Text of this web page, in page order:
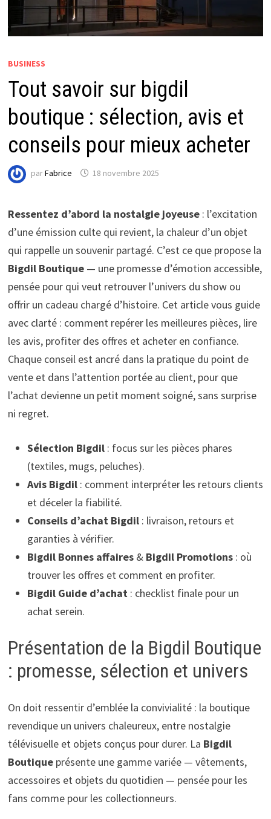
BUSINESS
Tout savoir sur bigdil
boutique : sélection, avis et
conseils pour mieux acheter
parFabrice 18 novembre 2025
Ressentez d’abord la nostalgie joyeuse: l’excitation
d’une émission culte qui revient, la chaleur d’un objet
qui rappelle un souvenir partagé. C’est ce que propose la
Bigdil Boutique— une promesse d’émotion accessible,
pensée pour qui veut retrouver l’univers du show ou
offrir un cadeau chargé d’histoire. Cet article vous guide
avec clarté : comment repérer les meilleures pièces, lire
les avis, profiter des offres et acheter en confiance.
Chaque conseil est ancré dans la pratique du point de
vente et dans l’attention portée au client, pour que
l’achat devienne un petit moment soigné, sans surprise
ni regret.
Sélection Bigdil: focus sur les pièces phares
(textiles, mugs, peluches).
Avis Bigdil: comment interpréter les retours clients
et déceler la fiabilité.
Conseils d’achat Bigdil: livraison, retours et
garanties à vérifier.
Bigdil Bonnes affaires& Bigdil Promotions: où
trouver les offres et comment en profiter.
Bigdil Guide d’achat : checklist finale pour un
achat serein.
Présentation de la Bigdil Boutique
: promesse, sélection et univers
On doit ressentir d’emblée la convivialité : la boutique
revendique un univers chaleureux, entre nostalgie
télévisuelle et objets conçus pour durer. La Bigdil
Boutiqueprésente une gamme variée — vêtements,
accessoires et objets du quotidien — pensée pour les
fans comme pour les collectionneurs.